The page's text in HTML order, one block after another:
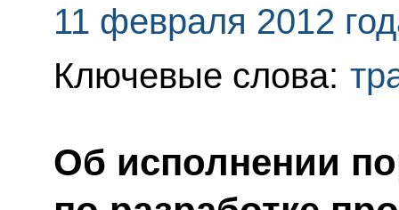
11 февраля 2012
Ключевые слова:
Об исполнении